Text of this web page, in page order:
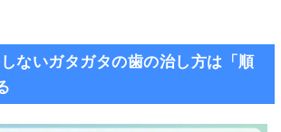
しないガタガタの歯の治し方は「順